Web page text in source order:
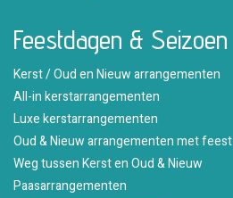
Feestdagen & Seizoen
Kerst / Oud en Nieuw arrangementen
All-in kerstarrangementen
Luxe kerstarrangementen
Oud & Nieuw arrangementen met feest
Weg tussen Kerst en Oud & Nieuw
Paasarrangementen